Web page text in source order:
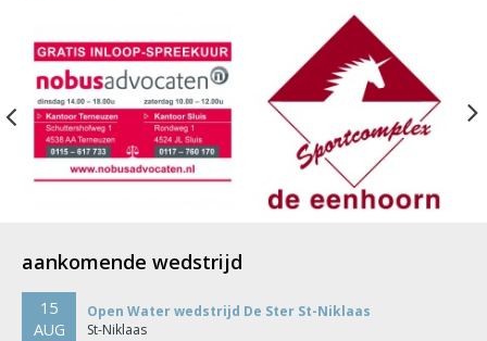
Previous
aankomende wedstrijd
15
AUG
Open Water wedstrijd De Ster St-Niklaas
St-Niklaas